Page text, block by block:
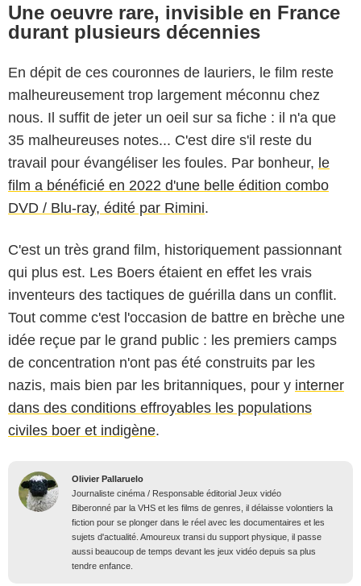
Une oeuvre rare, invisible en France
durant plusieurs décennies
En dépit de ces couronnes de lauriers, le film reste
malheureusement trop largement méconnu chez
nous. Il suffit de jeter un oeil sur sa fiche : il n'a que
35 malheureuses notes... C'est dire s'il reste du
travail pour évangéliser les foules. Par bonheur, le
film a bénéficié en 2022 d'une belle édition combo
DVD / Blu-ray, édité par Rimini.
C'est un très grand film, historiquement passionnant
qui plus est. Les Boers étaient en effet les vrais
inventeurs des tactiques de guérilla dans un conflit.
Tout comme c'est l'occasion de battre en brèche une
idée reçue par le grand public : les premiers camps
de concentration n'ont pas été construits par les
nazis, mais bien par les britanniques, pour y interner
dans des conditions effroyables les populations
civiles boer et indigène.
Olivier Pallaruelo
Journaliste cinéma / Responsable éditorial Jeux vidéo
Biberonné par la VHS et les films de genres, il délaisse volontiers la
fiction pour se plonger dans le réel avec les documentaires et les
sujets d'actualité. Amoureux transi du support physique, il passe
aussi beaucoup de temps devant les jeux vidéo depuis sa plus
tendre enfance.